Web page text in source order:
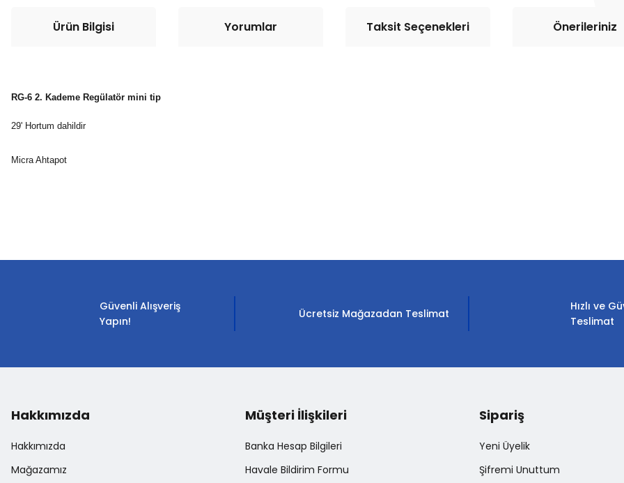
Ürün Bilgisi Yorumlar Taksit Seçenekleri Önerileriniz
RG-6 2. Kademe Regülatör mini tip
29' Hortum dahildir
Micra Ahtapot
Ürün bilgilerinde hatalar bulunuyor.
Ürün fiyatı diğer sitelerden daha pahalı.
Gönder
Güvenli Alışveriş
Yapın!
Ücretsiz Mağazadan Teslimat
Hızlı ve
Teslimat
Hakkımızda
Hakkımızda
Mağazamız
Müşteri İlişkileri
Banka Hesap Bilgileri
Havale Bildirim Formu
Sipariş
Yeni Üyelik
Şifremi Unuttum